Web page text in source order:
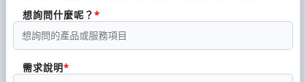
想詢問什麼呢？
需求說明